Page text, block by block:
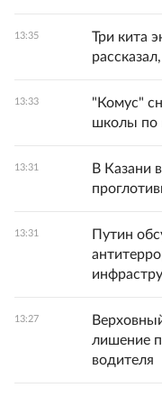
13:35
Три кита
13:33
"Комус"
школы
13:31
В Казани
13:31
Путин
13:27
лишение
водителя